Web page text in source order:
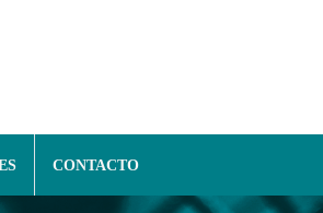
CONTACTO